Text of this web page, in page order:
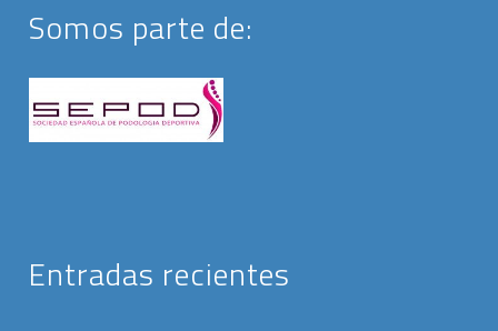
Somos parte de:
Entradas recientes